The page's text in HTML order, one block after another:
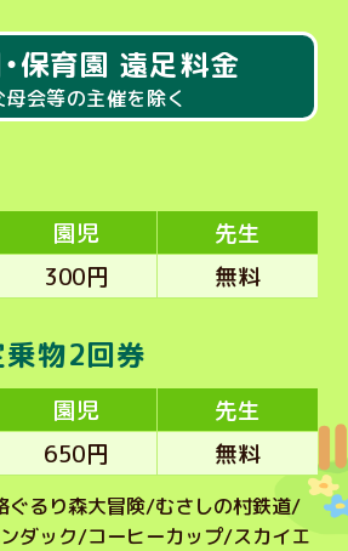
保育園 遠足料金
会等の主催を除く
園児
先生
300円 無料
物2回券
園児
先生
650円 無料
ぐるり森大冒険/むさしの村鉄道/
ダック/コーヒーカップ/スカイエ